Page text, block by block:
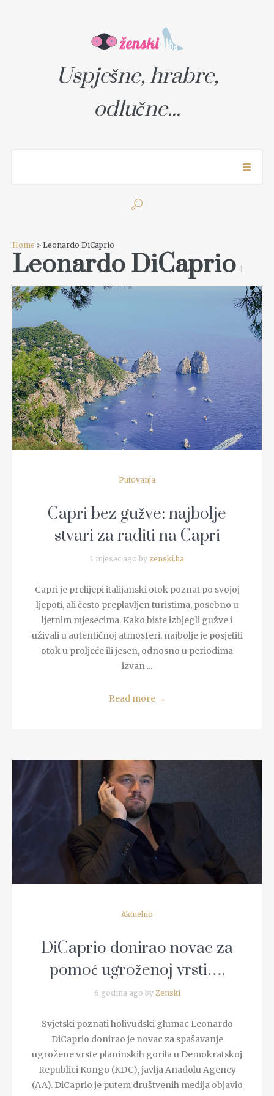
Uspješne, hrabre,
odlučne...
Home > Leonardo DiCaprio
Leonardo DiCaprio 4
READ MORE
Putovanja
Capri bez gužve: najbolje
stvari za raditi na Capri
1 mjesec ago by zenski.ba
Capri je prelijepi italijanski otok poznat po svojoj
ljepoti, ali često preplavljen turistima, posebno u
ljetnim mjesecima. Kako biste izbjegli gužve i
uživali u autentičnoj atmosferi, najbolje je posjetiti
otok u proljeće ili jesen, odnosno u periodima
izvan ...
Read more →
READ MORE
Aktuelno
DiCaprio donirao novac za
pomoć ugroženoj vrsti….
6 godina ago by Zenski
Svjetski poznati holivudski glumac Leonardo
DiCaprio donirao je novac za spašavanje
ugrožene vrste planinskih gorila u Demokratskoj
Republici Kongo (KDC), javlja Anadolu Agency
(AA). DiCaprio je putem društvenih medija objavio